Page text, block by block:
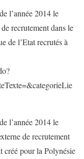
l’année 2014 le
recrutement dans le
de l’Etat recrutés à
l’année 2014 le
de recrutement
créé pour la Polynésie